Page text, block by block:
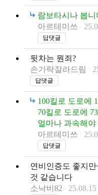
람보타시나 봅
아르테미쓰
답댓글
뒷차는 뭔죄?
손가락잘라드림
답댓글
100킬로 도로에
70킬로 도로에
얼마나 과속해야
아르테미쓰
답댓글
연비인증도 좋지
것 같습니다
소낙비82